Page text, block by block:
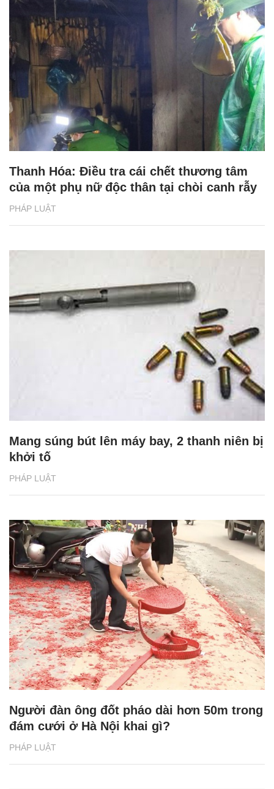
PHÁP LUẬT
Thanh Hóa: Điều tra cái chết thương tâm
của một phụ nữ độc thân tại chòi canh rẫy
PHÁP LUẬT
Mang súng bút lên máy bay, 2 thanh niên bị
khởi tố
PHÁP LUẬT
Người đàn ông đốt pháo dài hơn 50m trong
đám cưới ở Hà Nội khai gì?